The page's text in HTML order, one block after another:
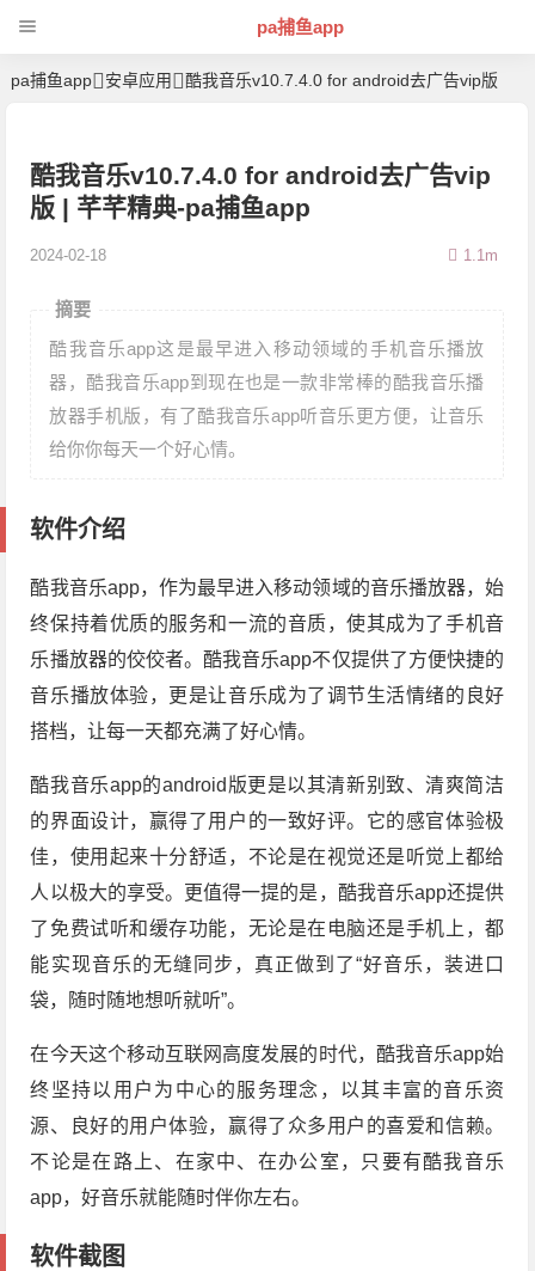
pa捕鱼app
pa捕鱼app 安卓应用 酷我音乐v10.7.4.0 for android去广告vip版
酷我音乐v10.7.4.0 for android去广告vip
版 | 芊芊精典-pa捕鱼app
2024-02-18 1.1m
摘要
酷我音乐app这是最早进入移动领域的手机音乐播放
器，酷我音乐app到现在也是一款非常棒的酷我音乐播
放器手机版，有了酷我音乐app听音乐更方便，让音乐
给你你每天一个好心情。
软件介绍
酷我音乐app，作为最早进入移动领域的音乐播放器，始
终保持着优质的服务和一流的音质，使其成为了手机音
乐播放器的佼佼者。酷我音乐app不仅提供了方便快捷的
音乐播放体验，更是让音乐成为了调节生活情绪的良好
搭档，让每一天都充满了好心情。
酷我音乐app的android版更是以其清新别致、清爽简洁
的界面设计，赢得了用户的一致好评。它的感官体验极
佳，使用起来十分舒适，不论是在视觉还是听觉上都给
人以极大的享受。更值得一提的是，酷我音乐app还提供
了免费试听和缓存功能，无论是在电脑还是手机上，都
能实现音乐的无缝同步，真正做到了“好音乐，装进口
袋，随时随地想听就听”。
在今天这个移动互联网高度发展的时代，酷我音乐app始
终坚持以用户为中心的服务理念，以其丰富的音乐资
源、良好的用户体验，赢得了众多用户的喜爱和信赖。
不论是在路上、在家中、在办公室，只要有酷我音乐
app，好音乐就能随时伴你左右。
软件截图